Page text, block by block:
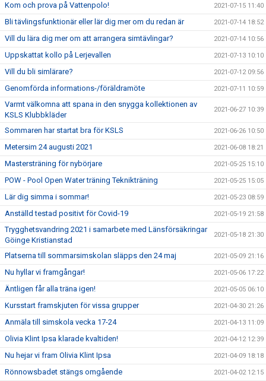
Kom och prova på Vattenpolo! 2021-07-15 11:40
Bli tävlingsfunktionär eller lär dig mer om du redan är 2021-07-14 18:52
Vill du lära dig mer om att arrangera simtävlingar? 2021-07-14 10:56
Uppskattat kollo på Lerjevallen 2021-07-13 10:10
Vill du bli simlärare? 2021-07-12 09:56
Genomförda informations-/föräldramöte 2021-07-11 10:59
Varmt välkomna att spana in den snygga kollektionen av
KSLS Klubbkläder
2021-06-27 10:39
Sommaren har startat bra för KSLS 2021-06-26 10:50
Metersim 24 augusti 2021 2021-06-08 18:21
Mastersträning för nybörjare 2021-05-25 15:10
POW - Pool Open Water träning Teknikträning 2021-05-25 15:05
Lär dig simma i sommar! 2021-05-23 08:59
Anställd testad positivt för Covid-19 2021-05-19 21:58
Trygghetsvandring 2021 i samarbete med Länsförsäkringar
Göinge Kristianstad
2021-05-18 21:30
Platserna till sommarsimskolan släpps den 24 maj 2021-05-09 21:16
Nu hyllar vi framgångar! 2021-05-06 17:22
Äntligen får alla träna igen! 2021-05-05 06:10
Kursstart framskjuten för vissa grupper 2021-04-30 21:26
Anmäla till simskola vecka 17-24 2021-04-13 11:09
Olivia Klint Ipsa klarade kvaltiden! 2021-04-12 12:39
Nu hejar vi fram Olivia Klint Ipsa 2021-04-09 18:18
Rönnowsbadet stängs omgående 2021-04-02 12:15